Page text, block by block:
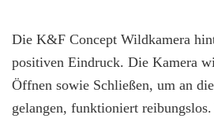
Die K&F Concept Wildkamera
positiven Eindruck. Die Kamera
Öffnen sowie Schließen, um an
gelangen, funktioniert